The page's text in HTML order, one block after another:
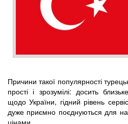
Причини такої популярності
прості і зрозумілі: досить
щодо України, гідний рівень
дуже приємно поєднуються для
цінами.